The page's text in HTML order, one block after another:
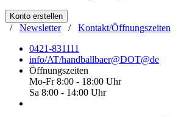
Konto erstellen
/ Newsletter/ Kontakt/Öffnungszeiten
0421-831111
info/AT/handballbaer@DOT@de
Öffnungszeiten
Mo-Fr 8:00 - 18:00 Uhr
Sa 8:00 - 14:00 Uhr